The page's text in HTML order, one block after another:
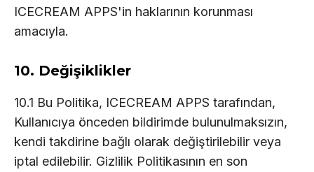
ICECREAM APPS'in haklarının korunması
amacıyla.
10. Değişiklikler
10.1 Bu Politika, ICECREAM APPS tarafından,
Kullanıcıya önceden bildirimde bulunulmaksızın,
kendi takdirine bağlı olarak değiştirilebilir veya
iptal edilebilir. Gizlilik Politikasının en son